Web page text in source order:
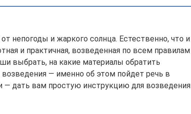
непогоды и жаркого солнца. Естественно, что и
и практичная, возведенная по всем правилам
выбрать, на какие материалы обратить
— именно об этом пойдет речь в
— дать вам простую инструкцию для возведения